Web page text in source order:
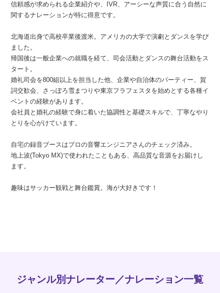
信頼感が求められる企業紹介や、IVR、アーシーな声質に合う自然に
関するナレーションが特に得意です。
北海道出身で高校卒業後渡米。アメリカの大学で演劇とダンスを学び
ました。
帰国後は一般企業への就職を経て、司会活動とダンスの舞台活動をス
タート。
婚礼司会を800組以上を担当した他、企業や自治体のパーティー、賀
詞交歓会、さっぽろ雪まつりや東京フラフェスタを始めとする各種イ
ベントの経験があります。
会社員と婚礼の経験で身に着いた協調性と基礎スキルで、丁寧なやり
とりを心がけています。
自宅の録音ブースはプロの音響エンジニアさんのチェック済み。
地上波(Tokyo MX)で使われたこともある、高品質な音源をお届けし
ます。
趣味はサッカー観戦と舞台鑑賞。海が大好きです！
ジャンル別ナレーター／ナレーション一覧